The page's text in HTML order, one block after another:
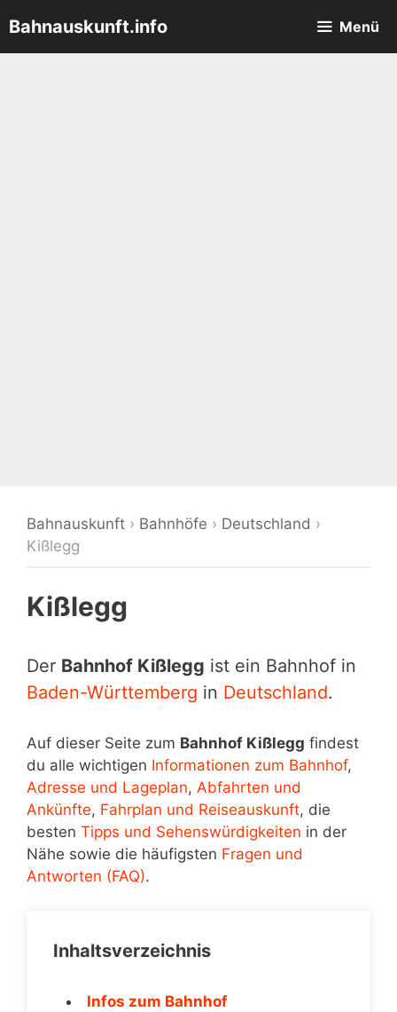
Inhalt
springen
Bahnauskunft.info Menü
Bahnauskunft › Bahnhöfe › Deutschland ›
Kißlegg
Kißlegg
Der Bahnhof Kißlegg ist ein Bahnhof in
Baden-Württemberg in Deutschland.
Auf dieser Seite zum Bahnhof Kißlegg findest
du alle wichtigen Informationen zum Bahnhof,
Adresse und Lageplan, Abfahrten und
Ankünfte, Fahrplan und Reiseauskunft, die
besten Tipps und Sehenswürdigkeiten in der
Nähe sowie die häufigsten Fragen und
Antworten (FAQ).
Inhaltsverzeichnis
Infos zum Bahnhof